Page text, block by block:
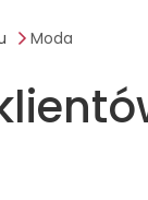
Moda